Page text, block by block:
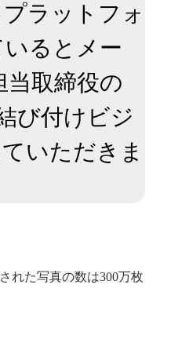
ラットフォ
るとメー
取締役の
び付けビジ
いただきま
れた写真の数は300万枚